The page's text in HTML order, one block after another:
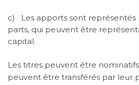
c)
Les apports sont représentés
parts, qui peuvent être
capital.
Les titres peuvent être
peuvent être transférés par leur